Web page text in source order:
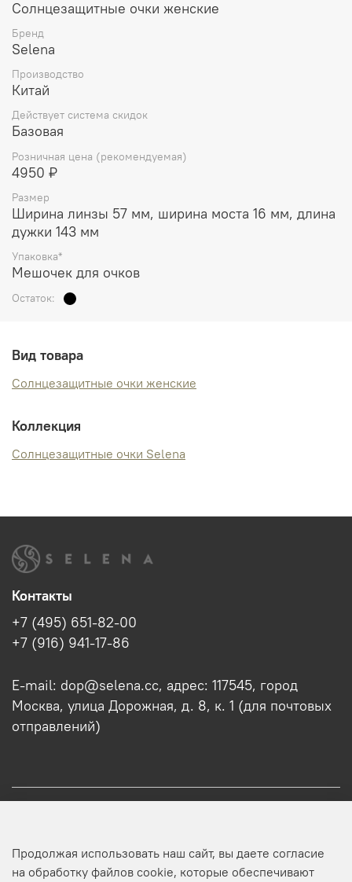
Солнцезащитные очки женские
Бренд
Selena
Производство
Китай
Действует система скидок
Базовая
Розничная цена (рекомендуемая)
4950 ₽
Размер
Ширина линзы 57 мм, ширина моста 16 мм, длина
дужки 143 мм
Упаковка*
Мешочек для очков
Остаток:
Вид товара
Солнцезащитные очки женские
Коллекция
Солнцезащитные очки Selena
Оптовикам
Контакты
+7 (495) 651-82-00
+7 (916) 941-17-86
E-mail: dop@selena.cc, адрес: 117545, город
Москва, улица Дорожная, д. 8, к. 1 (для почтовых
отправлений)
Продолжая использовать наш сайт, вы даете согласие
на обработку файлов cookie, которые обеспечивают